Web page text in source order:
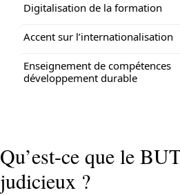
Digitalisation de la formation
Accent sur l’internationalisation
Enseignement de compétences
développement durable
Qu’est-ce que le
judicieux ?